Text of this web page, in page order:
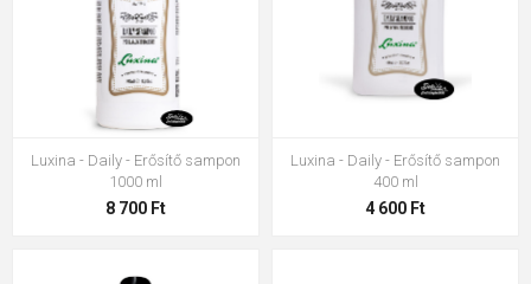
Luxina - Daily - Erősítő sampon
1000 ml
8 700 Ft
Luxina - Daily - Erősítő sampon
400 ml
4 600 Ft